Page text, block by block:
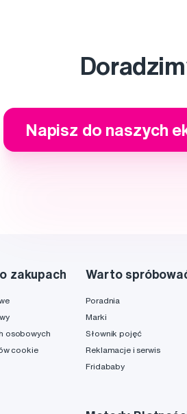
Napisz do naszych
zakupach
osobowych
cookie
Warto
Poradnia
Marki
Słownik pojęć
Reklamacje i serwis
Fridababy